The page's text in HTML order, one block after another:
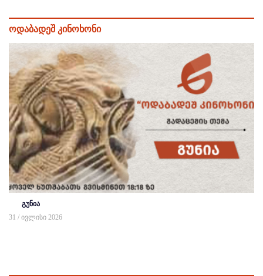
ოდაბადეშ კინოხონი
გუნია
31 / ივლისი 2026